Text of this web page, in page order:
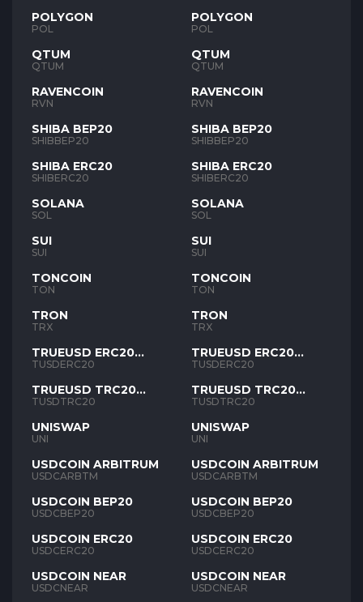
POLYGON
POL
QTUM
QTUM
RAVENCOIN
RVN
SHIBA BEP20
SHIBBEP20
SHIBA ERC20
SHIBERC20
SOLANA
SOL
SUI
SUI
TONCOIN
TON
TRON
TRX
TRUEUSD ERC20
TUSD
TUSDERC20
TRUEUSD TRC20
TUSD
TUSDTRC20
UNISWAP
UNI
USDCOIN ARBITRUM
USDCARBTM
USDCOIN BEP20
USDCBEP20
USDCOIN ERC20
USDCERC20
USDCOIN NEAR
USDCNEAR
POLYGON
POL
QTUM
QTUM
RAVENCOIN
RVN
SHIBA BEP20
SHIBBEP20
SHIBA ERC20
SHIBERC20
SOLANA
SOL
SUI
SUI
TONCOIN
TON
TRON
TRX
TRUEUSD ERC20
TUSD
TUSDERC20
TRUEUSD TRC20
TUSD
TUSDTRC20
UNISWAP
UNI
USDCOIN ARBITRUM
USDCARBTM
USDCOIN BEP20
USDCBEP20
USDCOIN ERC20
USDCERC20
USDCOIN NEAR
USDCNEAR